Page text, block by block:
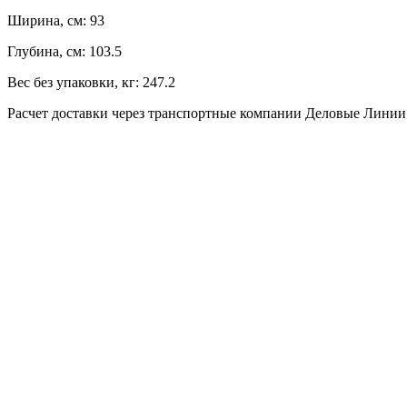
Ширина, см: 93
Глубина, см: 103.5
Вес без упаковки, кг: 247.2
Расчет доставки через транспортные компании Деловые